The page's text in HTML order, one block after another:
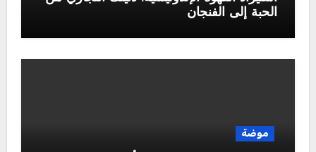
الحبة إلى الفنجان
موضة